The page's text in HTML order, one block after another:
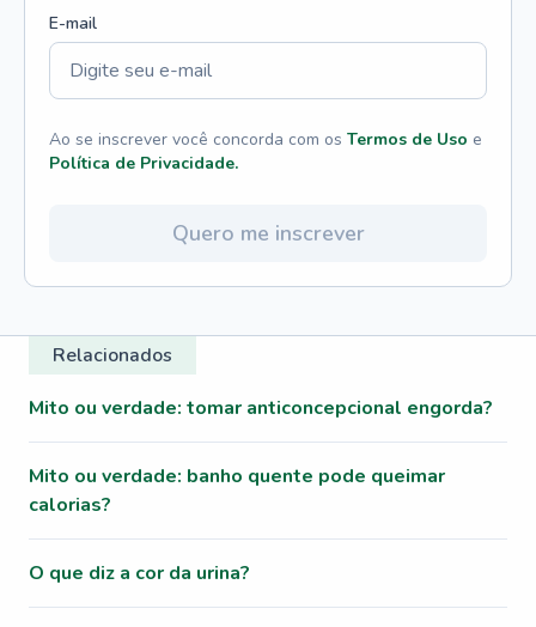
E-mail
Ao se inscrever você concorda com os Termos de Uso e
Política de Privacidade.
Quero me inscrever
Relacionados
Mito ou verdade: tomar anticoncepcional engorda?
Mito ou verdade: banho quente pode queimar
calorias?
O que diz a cor da urina?